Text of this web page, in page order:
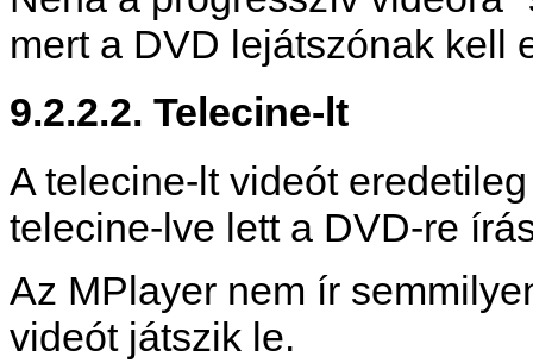
mert a DVD lejátszónak kell
9.2.2.2. Telecine-lt
A telecine-lt videót
telecine-lve lett a DVD-re
Az MPlayer nem ír
videót játszik le.